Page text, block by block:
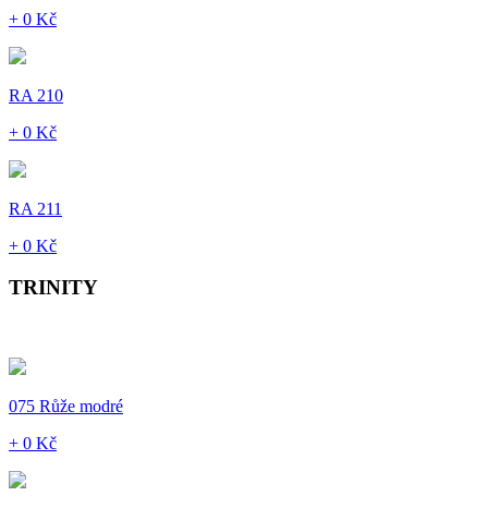
+ 0 Kč
RA 210
+ 0 Kč
RA 211
+ 0 Kč
TRINITY
075 Růže modré
+ 0 Kč